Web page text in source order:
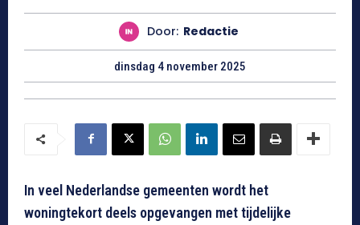
Door: Redactie
dinsdag 4 november 2025
In veel Nederlandse gemeenten wordt het
woningtekort deels opgevangen met tijdelijke